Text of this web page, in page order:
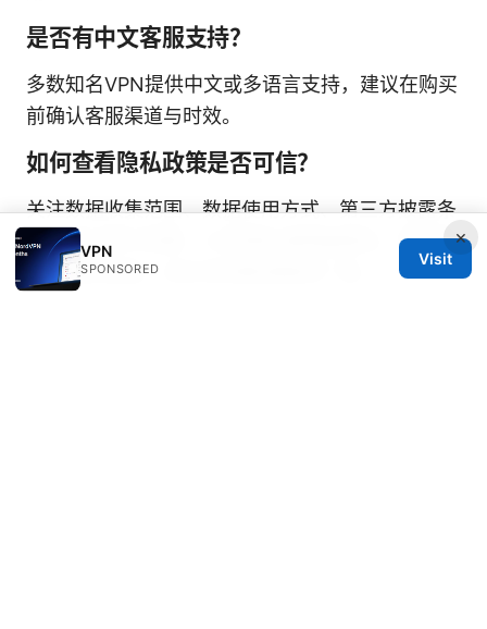
是否有中文客服支持？
多数知名VPN提供中文或多语言支持，建议在购买
前确认客服渠道与时效。
如何查看隐私政策是否可信？
关注数据收集范围、数据使用方式、第三方披露条
款、独立审计结果、以及隐私透明度报告。若有难
以理解的条款，优先考虑更清晰的厂商。
×
VPN
SPONSORED
Visit